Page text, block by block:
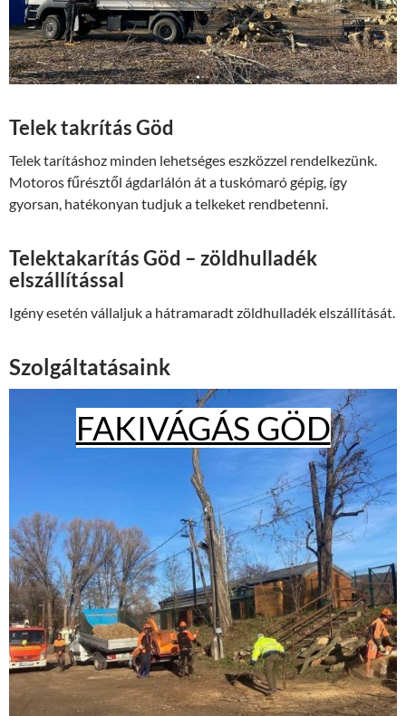
Telek takrítás Göd
Telek tarításhoz minden lehetséges eszközzel rendelkezünk.
Motoros fűrésztől ágdarlálón át a tuskómaró gépig, így
gyorsan, hatékonyan tudjuk a telkeket rendbetenni.
Telektakarítás Göd – zöldhulladék
elszállítással
Igény esetén vállaljuk a hátramaradt zöldhulladék elszállítását.
Szolgáltatásaink
FAKIVÁGÁS GÖD